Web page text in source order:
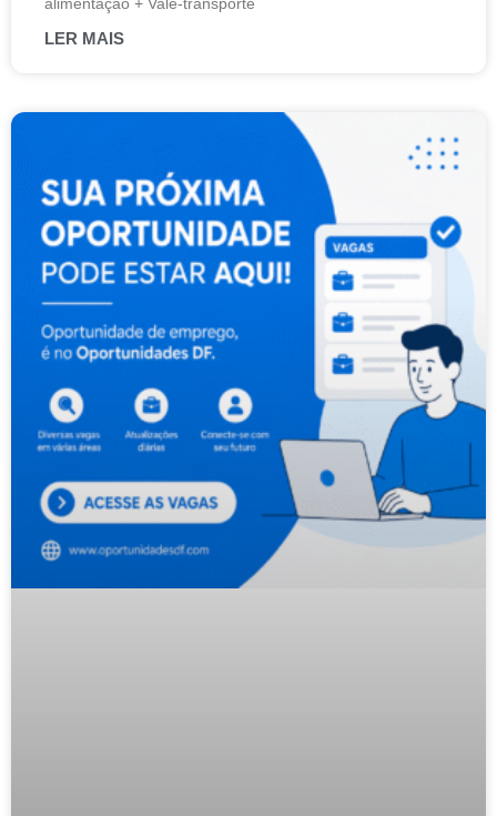
LER MAIS